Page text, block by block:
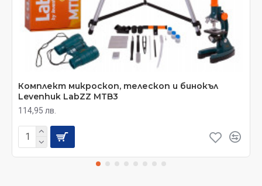
Комплект микроскоп, телескоп и бинокъл
Levenhuk LabZZ MTB3
114,95 лв.